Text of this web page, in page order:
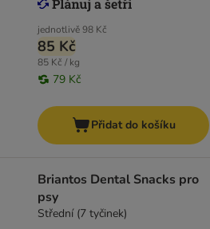
jednotlivě98 Kč
85 Kč
85 Kč / kg
79 Kč
Přidat do košíku
Briantos Dental Snacks pro
psy
Střední (7 tyčinek)